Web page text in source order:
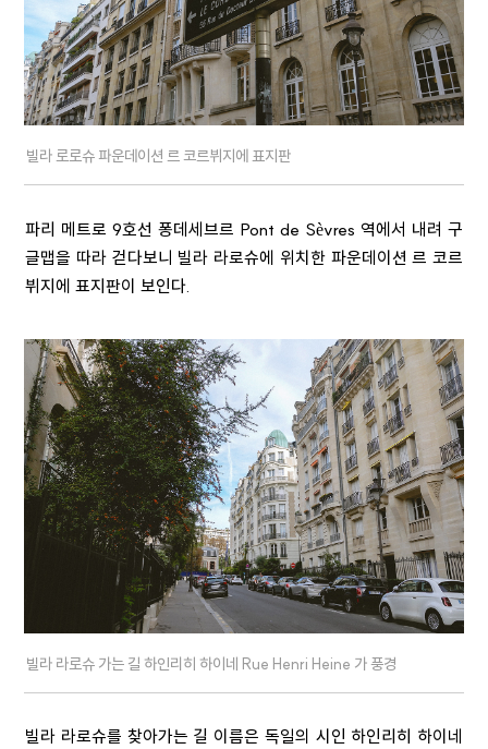
빌라 로로슈 파운데이션 르 코르뷔지에 표지판
파리 메트로 9호선 퐁데세브르 Pont de Sèvres 역에서 내려 구
글맵을 따라 걷다보니 빌라 라로슈에 위치한 파운데이션 르 코르
뷔지에 표지판이 보인다.
빌라 라로슈 가는 길 하인리히 하이네 Rue Henri Heine 가 풍경
빌라 라로슈를 찾아가는 길 이름은 독일의 시인 하인리히 하이네